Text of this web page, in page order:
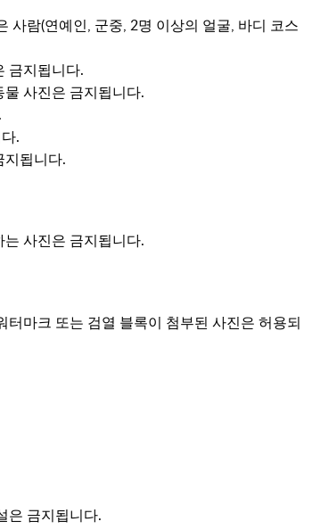
사람(연예인, 군중, 2명 이상의 얼굴, 바디 코스
금지됩니다.
사진은 금지됩니다.
.
지됩니다.
사진은 금지됩니다.
마크 또는 검열 블록이 첨부된 사진은 허용되
은 금지됩니다.